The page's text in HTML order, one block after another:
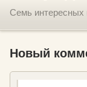
Семь интересных
Новый